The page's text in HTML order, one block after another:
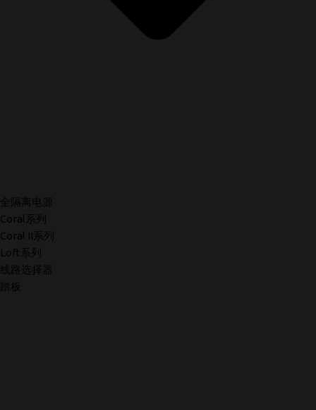
全隔离电源
Coral系列
Coral II系列
Loft系列
线路选择器
踏板